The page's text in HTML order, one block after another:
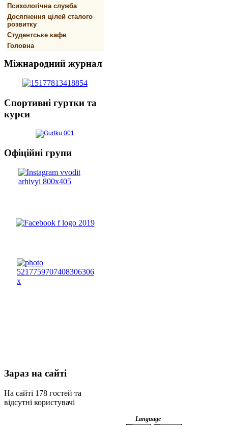
Психологічна служба
Досягнення цілей сталого
розвитку
Студентське кафе
Головна
Міжнародний журнал
Спортивнi гуртки та
курси
Офіційні групи
Зараз на сайті
На сайті 178 гостей та
відсутні користувачі
Language